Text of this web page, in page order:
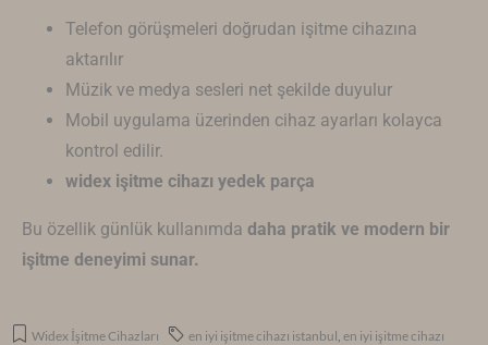
Telefon görüşmeleri doğrudan işitme cihazına
aktarılır
Müzik ve medya sesleri net şekilde duyulur
Mobil uygulama üzerinden cihaz ayarları kolayca
kontrol edilir.
widex işitme cihazı yedek parça
Bu özellik günlük kullanımda daha pratik ve modern bir
işitme deneyimi sunar.
Widex İşitme Cihazları en iyi işitme cihazı istanbul en iyi işitme cihazı